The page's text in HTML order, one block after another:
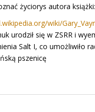
życiorys autora książki:
wiki/
urodził się w ZSRR i
Salt I, co umożliwiło
pszenicę